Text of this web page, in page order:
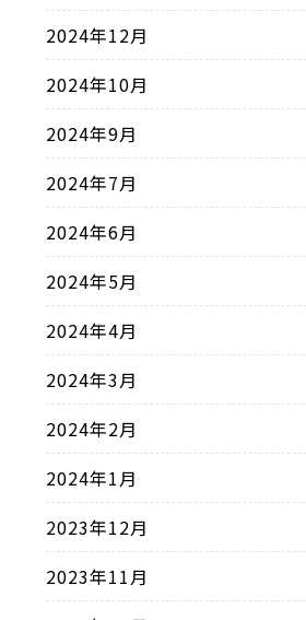
2024年12月
2024年10月
2024年9月
2024年7月
2024年6月
2024年5月
2024年4月
2024年3月
2024年2月
2024年1月
2023年12月
2023年11月